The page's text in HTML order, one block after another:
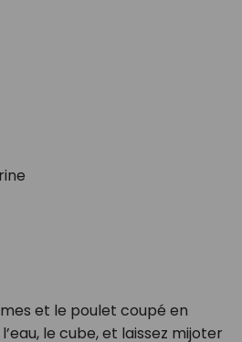
et le poulet coupé en
le cube, et laissez mijoter